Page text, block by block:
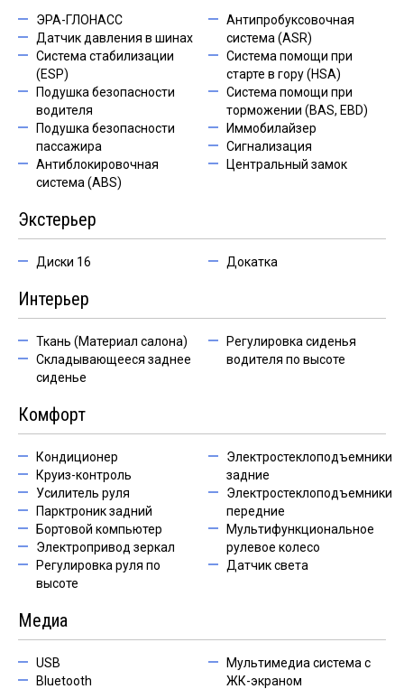
ЭРА-ГЛОНАСС
Датчик давления в шинах
Система стабилизации
(ESP)
Подушка безопасности
водителя
Подушка безопасности
пассажира
Антиблокировочная
система (ABS)
Антипробуксовочная
система (ASR)
Система помощи при
старте в гору (HSA)
Система помощи при
торможении (BAS, EBD)
Иммобилайзер
Сигнализация
Центральный замок
Экстерьер
Диски 16 Докатка
Интерьер
Ткань (Материал салона)
Складывающееся заднее
сиденье
Регулировка сиденья
водителя по высоте
Комфорт
Кондиционер
Круиз-контроль
Усилитель руля
Парктроник задний
Бортовой компьютер
Электропривод зеркал
Регулировка руля по
высоте
Электростеклоподъемники
задние
Электростеклоподъемники
передние
Мультифункциональное
рулевое колесо
Датчик света
Медиа
USB
Bluetooth
Мультимедиа система с
ЖК-экраном